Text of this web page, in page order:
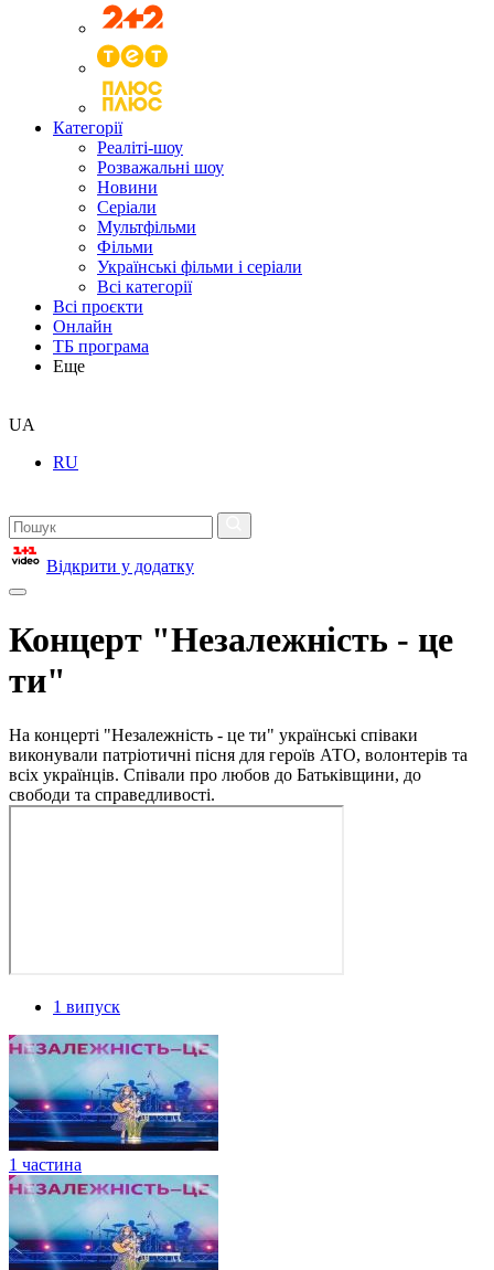
Категорії
Реаліті-шоу
Розважальні шоу
Новини
Серіали
Мультфільми
Фільми
Українські фільми і серіали
Всі категорії
Всі проєкти
Онлайн
ТБ програма
Еще
UA
RU
Відкрити у додатку
Концерт "Незалежність - це
ти"
На концерті "Незалежність - це ти" українські співаки
виконували патріотичні пісня для героїв АТО, волонтерів та
всіх українців. Співали про любов до Батьківщини, до
свободи та справедливості.
1 випуск
1 частина